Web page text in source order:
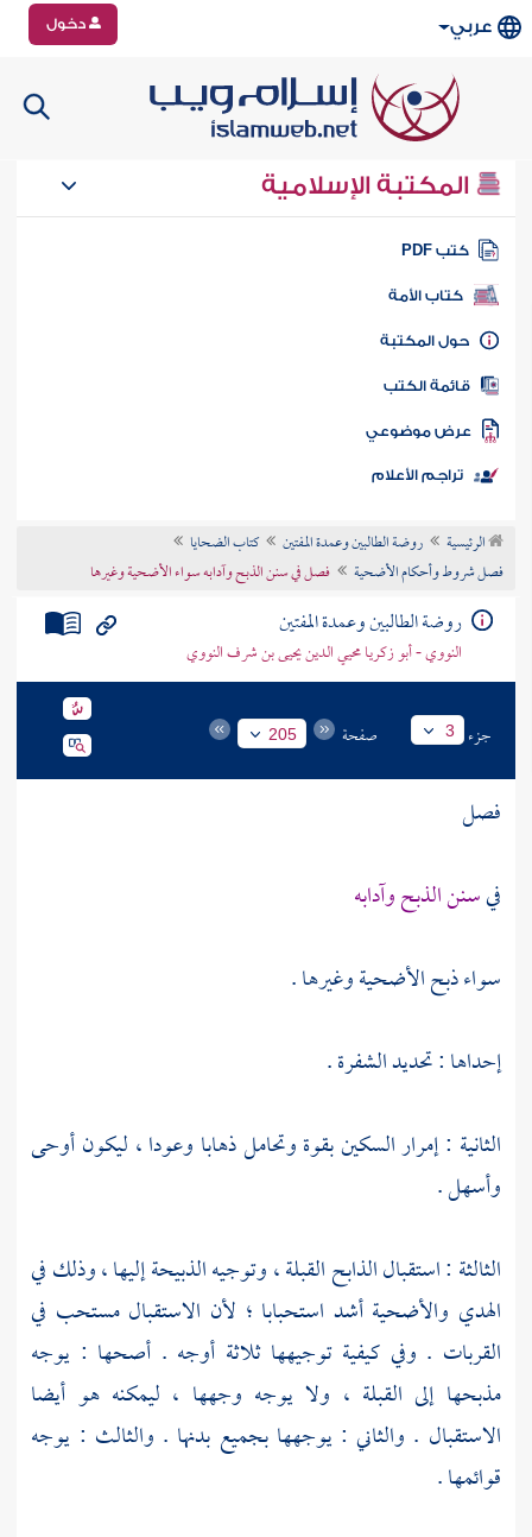
عربي دخول
المكتبة الإسلامية
كتب PDF
كتاب الأمة
المكتبة
الكتب
موضوعي
تراجم الأعلام
الرئيسية روضة الطالبين وعمدة المفتين
كتاب الضحايا
فصل شروط وأحكام الأضحية
فصل في سنن الذبح وآدابه سواء الأضحية وغيرها
روضة الطالبين وعمدة المفتين
النووي - أبو زكريا محيي الدين يحيى بن شرف النووي
جزء 3 صفحة 205
فصل
فيسنن الذبح وآدابه
سواء ذبح الأضحية وغيرها .
إحداها : تحديد الشفرة .
الثانية : إمرار السكين بقوة وتحامل ذهابا وعودا ، ليكون أوحى
وأسهل .
الثالثة : استقبال الذابح القبلة ، وتوجيه الذبيحة إليها ، وذلك في
الهدي والأضحية أشد استحبابا ؛ لأن الاستقبال مستحب في
القربات . وفي كيفية توجيهها ثلاثة أوجه . أصحها : يوجه
مذبحها إلى القبلة ، ولا يوجه وجهها ، ليمكنه هو أيضا
الاستقبال . والثاني : يوجهها بجميع بدنها . والثالث : يوجه
قوائمها .